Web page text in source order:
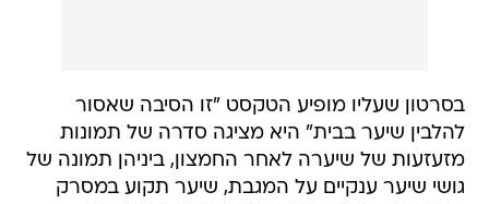
בסרטון שעליו מופיע הטקסט "זו הסיבה שאסור
להלבין שיער בבית" היא מציגה סדרה של תמונות
מזעזעות של שיערה לאחר החמצון, ביניהן תמונה של
גושי שיער ענקיים על המגבת, שיער תקוע במסרק